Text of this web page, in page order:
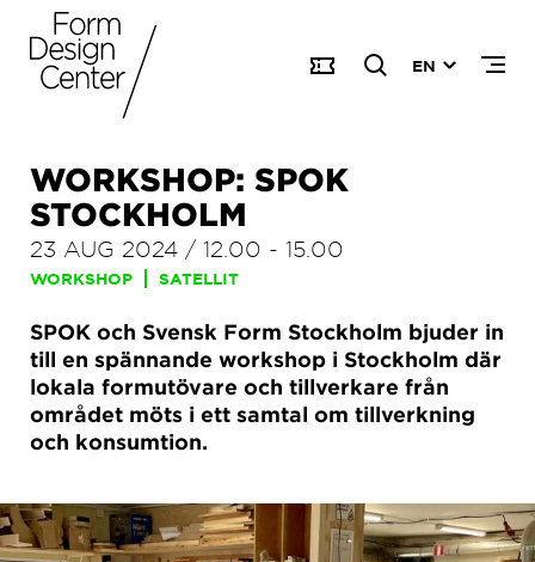
EN
WORKSHOP: SPOK
STOCKHOLM
23 AUG 2024 / 12.00 - 15.00
WORKSHOP SATELLIT
SPOK och Svensk Form Stockholm bjuder in
till en spännande workshop i Stockholm där
lokala formutövare och tillverkare från
området möts i ett samtal om tillverkning
och konsumtion.